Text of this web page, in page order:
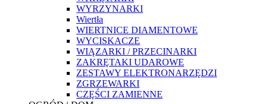
WYRZYNARKI
Wiertła
WIERTNICE DIAMENTOWE
WYCISKACZE
WIĄZARKI / PRZECINARKI
ZAKRĘTAKI UDAROWE
ZESTAWY ELEKTRONARZĘDZI
ZGRZEWARKI
CZĘŚCI ZAMIENNE